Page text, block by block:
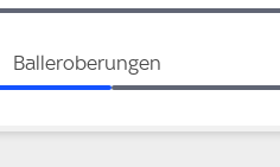
Balleroberungen